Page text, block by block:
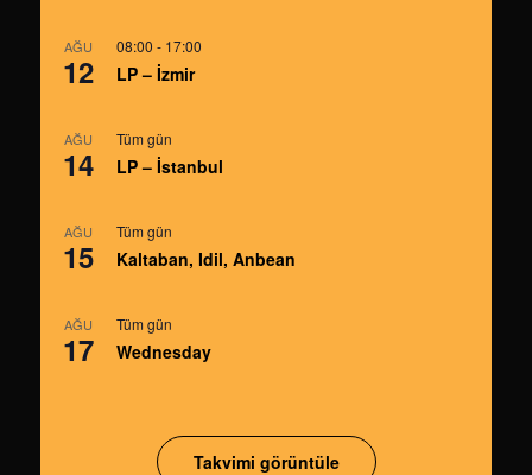
AĞU
12
08:00 - 17:00
LP – İzmir
AĞU
14
Tüm gün
LP – İstanbul
AĞU
15
Tüm gün
Kaltaban, Idil, Anbean
AĞU
17
Tüm gün
Wednesday
Takvimi görüntüle